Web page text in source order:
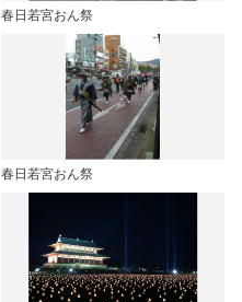
春日若宮おん祭
春日若宮おん祭